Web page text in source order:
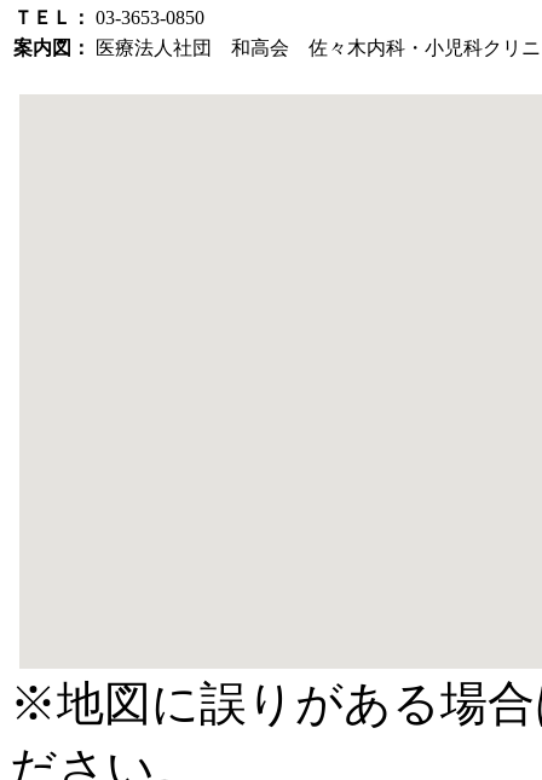
ＴＥＬ： 03-3653-0850
案内図：
医療法人社団 和高会 佐々木内科・小児科クリ
※地図に誤りがある場
ださい。